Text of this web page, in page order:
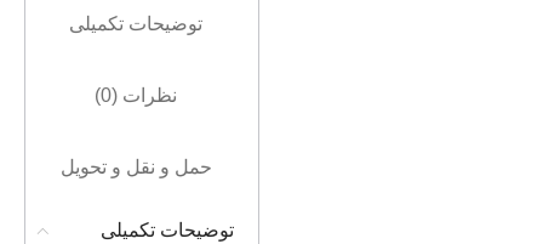
توضیحات تکمیلی
نظرات (0)
حمل و نقل و تحویل
توضیحات تکمیلی